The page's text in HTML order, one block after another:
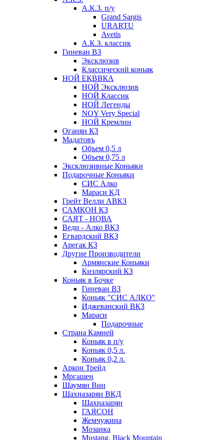
А.К.З. п/у
Grand Sargis
URARTU
Avetis
А.К.З. классик
Гиневан ВЗ
Эксклюзив
Классический коньяк
НОЙ ЕКВВКА
НОЙ Эксклюзив
НОЙ Классик
НОЙ Легенды
NOY Very Speсial
НОЙ Кремлин
Оганян КЗ
Мадатовъ
Объем 0,5 л
Объем 0,75 л
Эксклюзивные Коньяки
Подарочные Коньяки
СИС Алко
Мараси КД
Грейт Велли АВКЗ
САМКОН КЗ
САЯТ - НОВА
Веди - Алко ВКЗ
Егвардский ВКЗ
Арегак КЗ
Другие Производители
Армянские Коньяки
Кизлярский КЗ
Коньяк в Бочке
Гиневан ВЗ
Коньяк "СИС АЛКО"
Иджеванский ВКЗ
Мараси
Подарочные
Страна Камней
Коньяк в п/у
Коньяк 0,5 л.
Коньяк 0,2 л.
Аркон Трейд
Мргашен
Шаумян Вин
Шахназарян ВКД
Шахназарян
ГАЯСОН
Жемчужина
Мозаика
Mustang. Black Mountain